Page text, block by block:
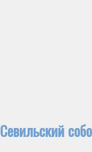
Севильский